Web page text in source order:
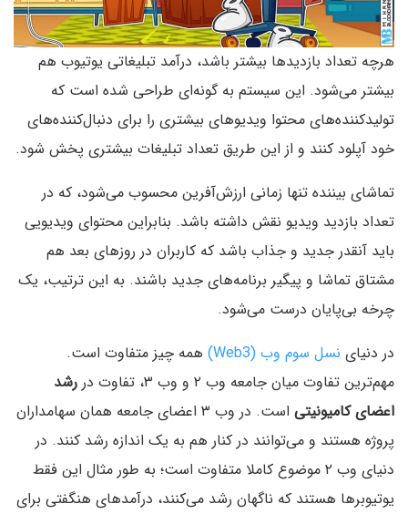
هرچه تعداد بازدیدها بیشتر باشد، درآمد تبلیغاتی یوتیوب هم
بیشتر می‌شود. این سیستم به گونه‌ای طراحی شده است که
تولیدکننده‌های محتوا ویدیوهای بیشتری را برای دنبال‌کننده‌های
خود آپلود کنند و از این طریق تعداد تبلیغات بیشتری پخش شود.
تماشای بیننده تنها زمانی ارزش‌آفرین محسوب می‌شود، که در
تعداد بازدید ویدیو نقش داشته باشد. بنابراین محتوای ویدیویی
باید آنقدر جدید و جذاب باشد که کاربران در روزهای بعد هم
مشتاق تماشا و پیگیر برنامه‌های جدید باشند. به این ترتیب، یک
چرخه بی‌پایان درست می‌شود.
در دنیای نسل سوم وب (Web3)
همه چیز متفاوت است.
مهم‌ترین تفاوت میان جامعه وب ۲ و وب ۳، تفاوت در
رشد
اعضای کامیونیتی
است. در وب ۳ اعضای جامعه همان سهامداران
پروژه هستند و می‌توانند در کنار هم به یک اندازه رشد کنند. در
دنیای وب ۲ موضوع کاملا متفاوت است؛ به طور مثال این فقط
یوتیوبرها هستند که ناگهان رشد می‌کنند، درآمدهای هنگفتی برای